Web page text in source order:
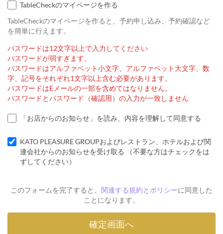
TableCheckのマイページを作る
TableCheckのマイページを作ると、予約申し込み、予約確認など
を簡単に行えます。
パスワードは12文字以上で入力してください
パスワードが弱すぎます。
パスワードはアルファベット小文字、アルファベット大文字、数
字、記号をそれぞれ1文字以上含む必要があります。
パスワードはEメールの一部を含めてはなりません。
パスワードとパスワード（確認用）の入力が一致しません
「お店からのお知らせ」を読み、内容を理解して同意する
KATO PLEASURE GROUPおよびレストラン、ホテルおよび関
連会社からのお知らせを受け取る （不要な方はチェックをは
ずしてください）
このフォームを完了すると、 関連する規約とポリシーに同意した
ことになります。